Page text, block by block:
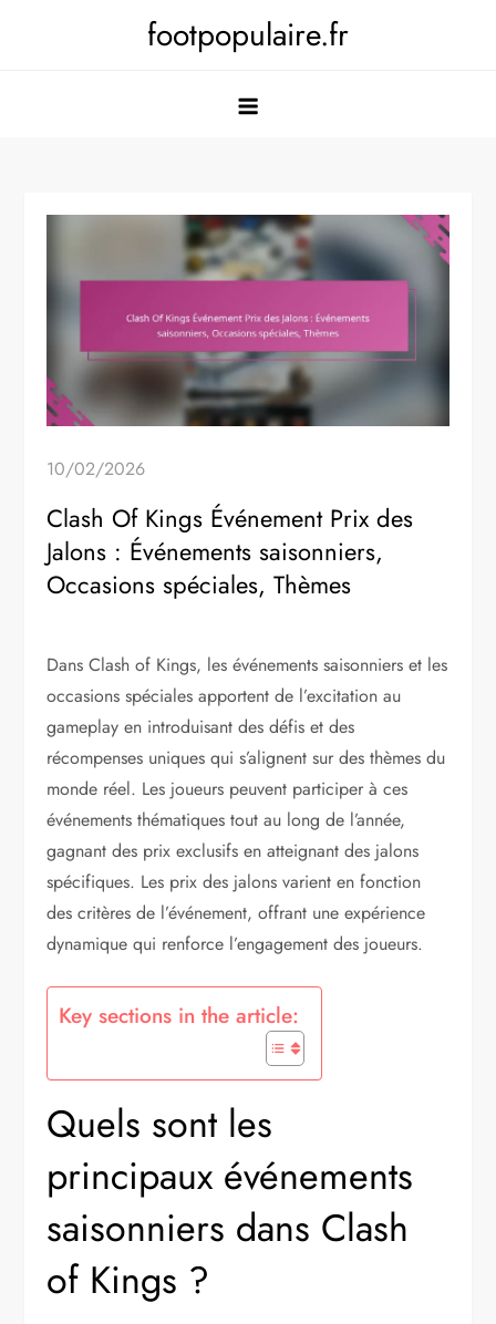
footpopulaire.fr
10/02/2026
Clash Of Kings Événement Prix des
Jalons : Événements saisonniers,
Occasions spéciales, Thèmes
Dans Clash of Kings, les événements saisonniers et les
occasions spéciales apportent de l’excitation au
gameplay en introduisant des défis et des
récompenses uniques qui s’alignent sur des thèmes du
monde réel. Les joueurs peuvent participer à ces
événements thématiques tout au long de l’année,
gagnant des prix exclusifs en atteignant des jalons
spécifiques. Les prix des jalons varient en fonction
des critères de l’événement, offrant une expérience
dynamique qui renforce l’engagement des joueurs.
Key sections in the article:
Quels sont les
principaux événements
saisonniers dans Clash
of Kings ?